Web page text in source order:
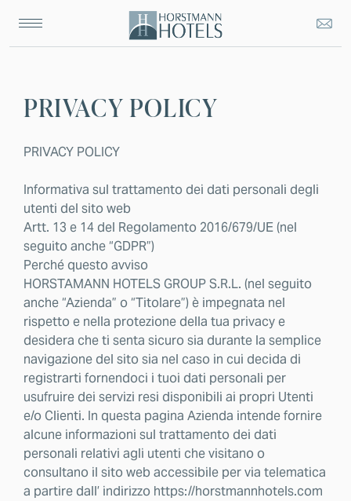
PRIVACY POLICY
PRIVACY POLICY
Informativa sul trattamento dei dati personali degli
utenti del sito web
Artt. 13 e 14 del Regolamento 2016/679/UE (nel
seguito anche “GDPR”)
Perché questo avviso
HORSTAMANN HOTELS GROUP S.R.L. (nel seguito
anche “Azienda” o “Titolare”) è impegnata nel
rispetto e nella protezione della tua privacy e
desidera che ti senta sicuro sia durante la semplice
navigazione del sito sia nel caso in cui decida di
registrarti fornendoci i tuoi dati personali per
usufruire dei servizi resi disponibili ai propri Utenti
e/o Clienti. In questa pagina Azienda intende fornire
alcune informazioni sul trattamento dei dati
personali relativi agli utenti che visitano o
consultano il sito web accessibile per via telematica
a partire dall’ indirizzo https://horstmannhotels.com